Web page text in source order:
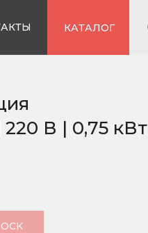
КАТАЛОГ
220 В | 0,75 кВт